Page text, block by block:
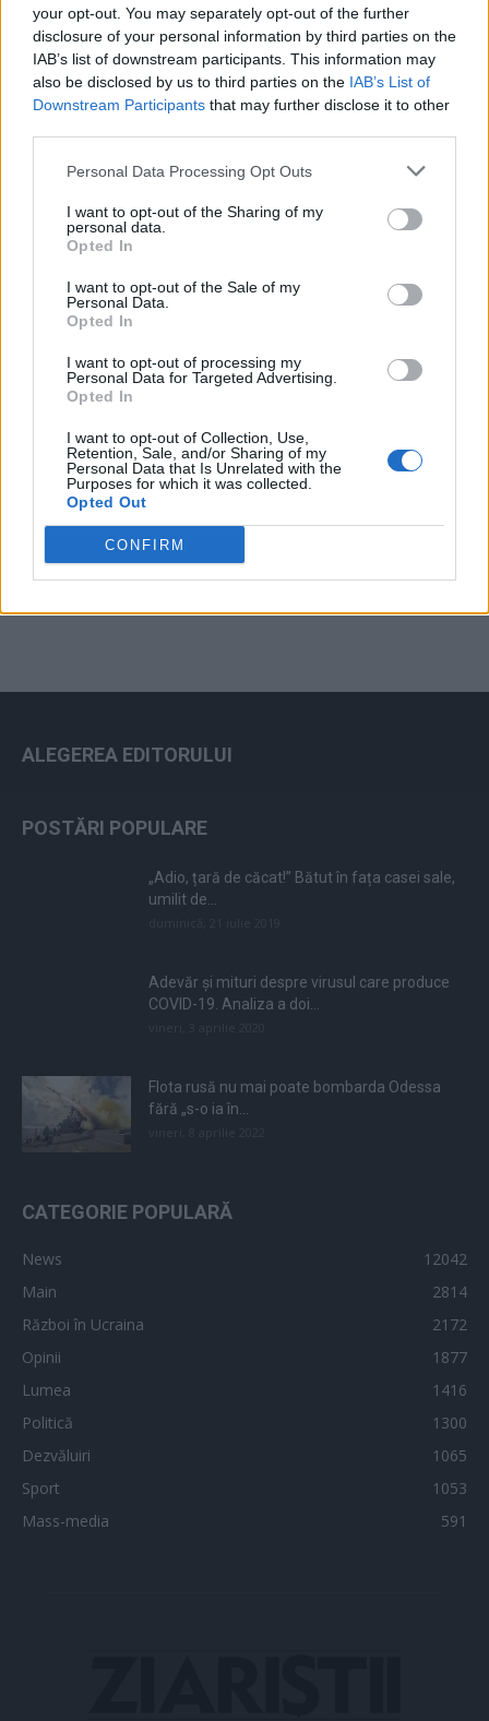
your opt-out. You may separately opt-out of the further
disclosure of your personal information by third parties on the
IAB’s list of downstream participants. This information may
also be disclosed by us to third parties on the IAB’s List of
Downstream Participants that may further disclose it to other
Personal Data Processing Opt Outs
I want to opt-out of the Sharing of my
personal data.
Opted In
I want to opt-out of the Sale of my
Personal Data.
Opted In
I want to opt-out of processing my
Personal Data for Targeted Advertising.
Opted In
I want to opt-out of Collection, Use,
Retention, Sale, and/or Sharing of my
Personal Data that Is Unrelated with the
Purposes for which it was collected.
Opted Out
CONFIRM
PNȚCD (Pavelescu)
PNCR (Terheș)
Partidul Patrioților (Surugiu)
FAR (Coarnă)
Altul
Arhiva sondajelor
ad
ALEGEREA EDITORULUI
POSTĂRI POPULARE
„Adio, țară de căcat!” Bătut în fața casei sale,
umilit de...
Adevăr și mituri despre virusul care produce
COVID-19. Analiza a doi...
Flota rusă nu mai poate bombarda Odessa
fără „s-o ia în...
CATEGORIE POPULARĂ
News
12042
Main
2814
Război în Ucraina
2172
Opinii
1877
Lumea
1416
Politică
1300
Dezvăluiri
1065
Sport
1053
Mass-media
591